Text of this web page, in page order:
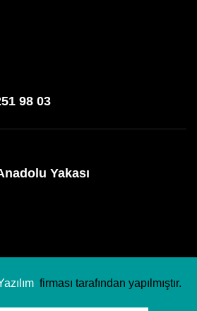
98 03
Yakası
firması tarafından yapılmıştır.